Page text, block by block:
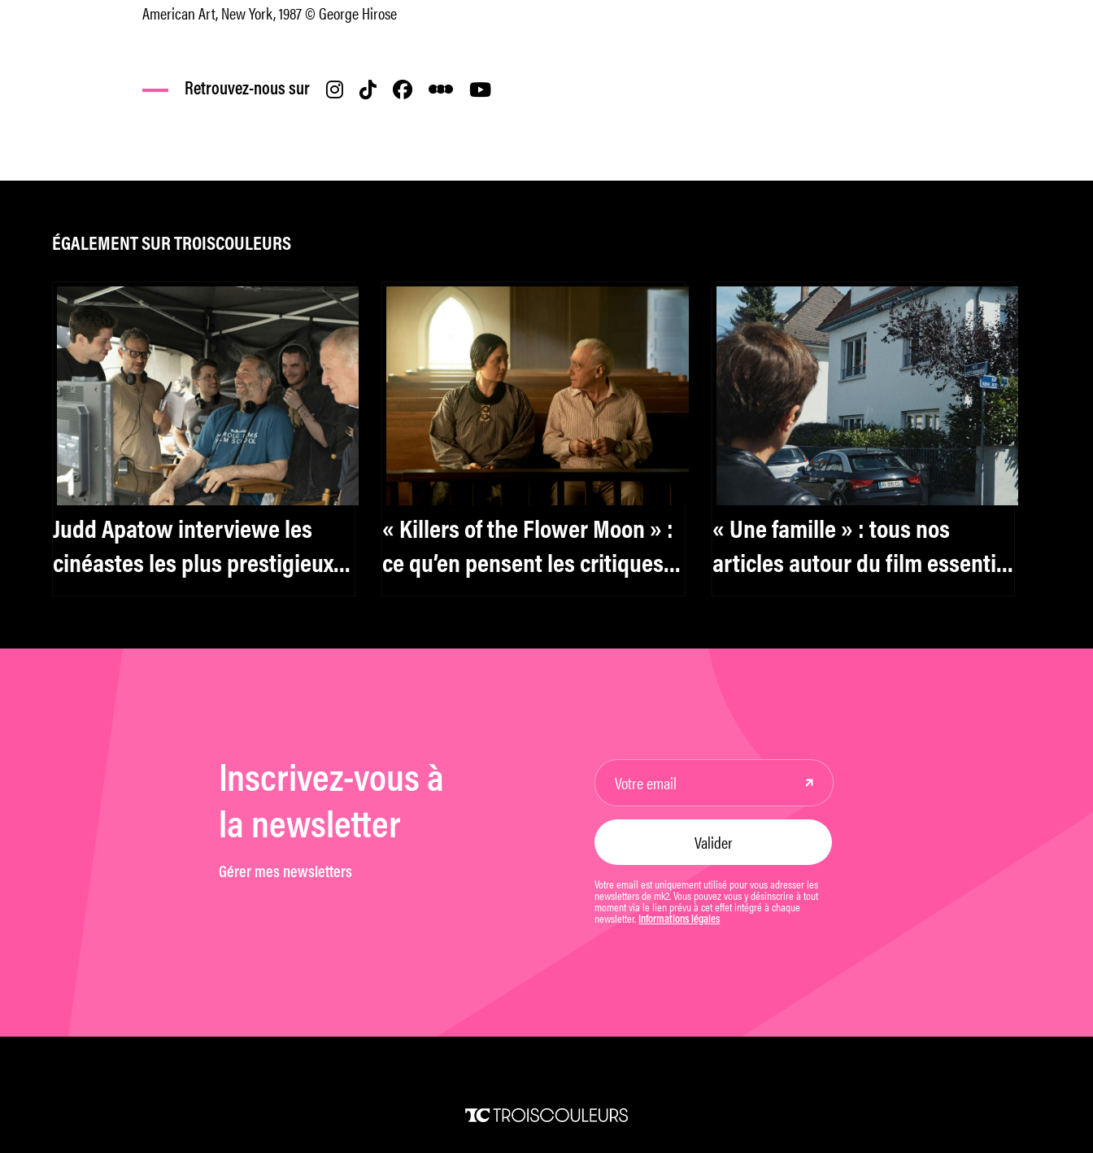
American Art, New York, 1987 © George Hirose
Retrouvez-nous sur
ÉGALEMENT SUR TROISCOULEURS
Judd Apatow interviewe les
cinéastes les plus prestigieux
« Killers of the Flower Moon » :
ce qu’en pensent les critiques
« Une famille » : tous nos
articles autour du film essentiel
Inscrivez-vous à
la newsletter
Gérer mes newsletters
Votre email est uniquement utilisé pour vous adresser les
newsletters de mk2. Vous pouvez vous y désinscrire à tout
moment via le lien prévu à cet effet intégré à chaque
newsletter. Informations légales